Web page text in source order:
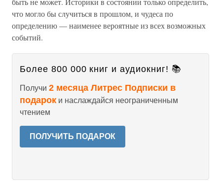
что могло бы случиться в прошлом, и чудеса по
определению — наименее вероятные из всех возможных
событий.
Более 800 000 книг и аудиокниг! 📚
Получи 2 месяца Литрес Подписки в
подарок и наслаждайся неограниченным
чтением
ПОЛУЧИТЬ ПОДАРОК